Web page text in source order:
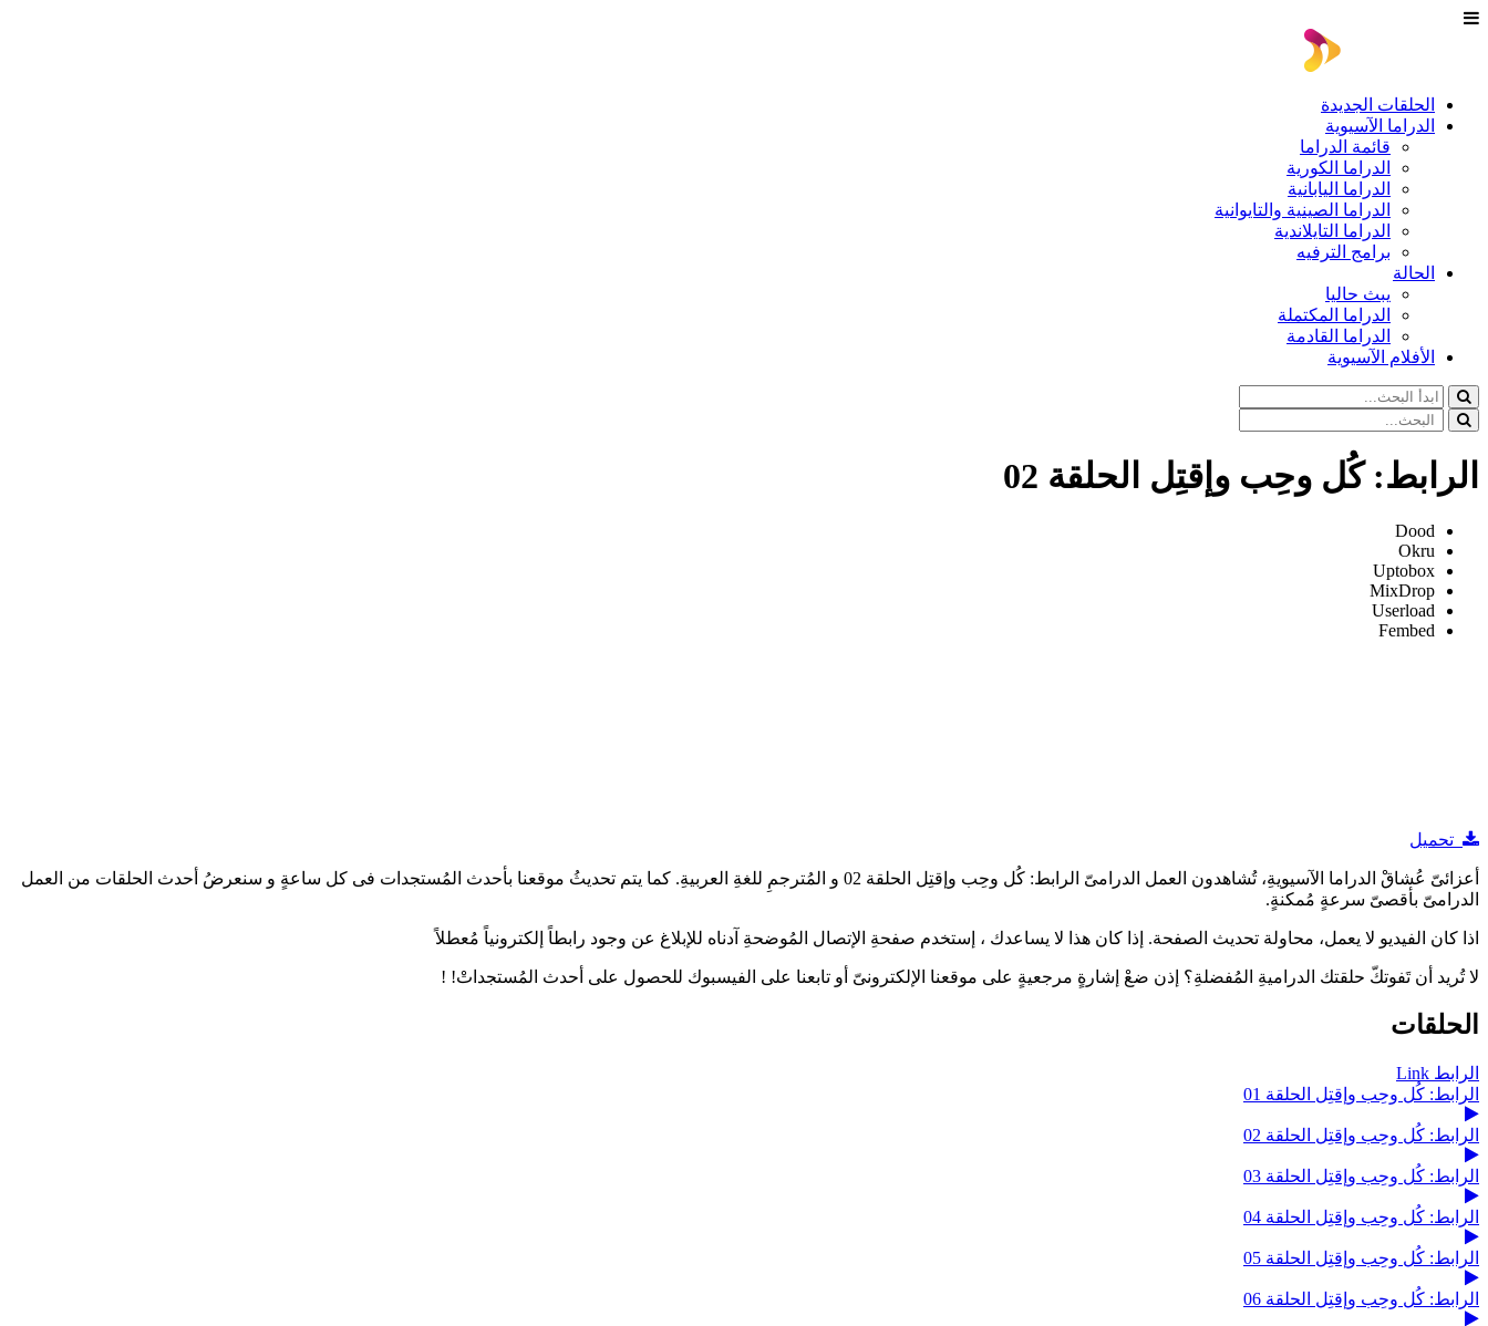
الحلقات الجديدة
الدراما الآسيوية
قائمة الدراما
الدراما الكورية
الدراما اليابانية
الدراما الصينية والتايوانية
الدراما التايلاندية
برامج الترفيه
الحالة
يبث حاليا
الدراما المكتملة
الدراما القادمة
الأفلام الآسيوية
الرابط: كُل وحِب وإقتِل الحلقة 02
Dood
Okru
Uptobox
MixDrop
Userload
Fembed
تحميل
أعزائىّ عُشاقْ الدراما الآسيويةِ، تُشاهدون العمل الدرامىّ الرابط: كُل وحِب وإقتِل الحلقة 02 و المُترجمِ للغةِ العربيةِ. كما يتم تحديثُ موقعنا بأحدث المُستجدات فى كل ساعةٍ و سنعرضُ أحدث الحلقات من العمل
الدرامىّ بأقصىّ سرعةٍ مُمكنةٍ.
اذا كان الفيديو لا يعمل، محاولة تحديث الصفحة. إذا كان هذا لا يساعدك ، إستخدم صفحةِ الإتصال المُوضحةِ آدناه للإبلاغ عن وجود رابطاً إلكترونياً مُعطلاً
لا تُريد أن تَفوتكّ حلقتك الدراميةِ المُفضلةِ؟ إذن ضعْ إشارةٍ مرجعيةٍ على موقعنا الإلكترونىّ أو تابعنا على الفيسبوك للحصول على أحدث المُستجداتْ! !
الحلقات
الرابط Link
الرابط: كُل وحِب وإقتِل الحلقة 01
الرابط: كُل وحِب وإقتِل الحلقة 02
الرابط: كُل وحِب وإقتِل الحلقة 03
الرابط: كُل وحِب وإقتِل الحلقة 04
الرابط: كُل وحِب وإقتِل الحلقة 05
الرابط: كُل وحِب وإقتِل الحلقة 06